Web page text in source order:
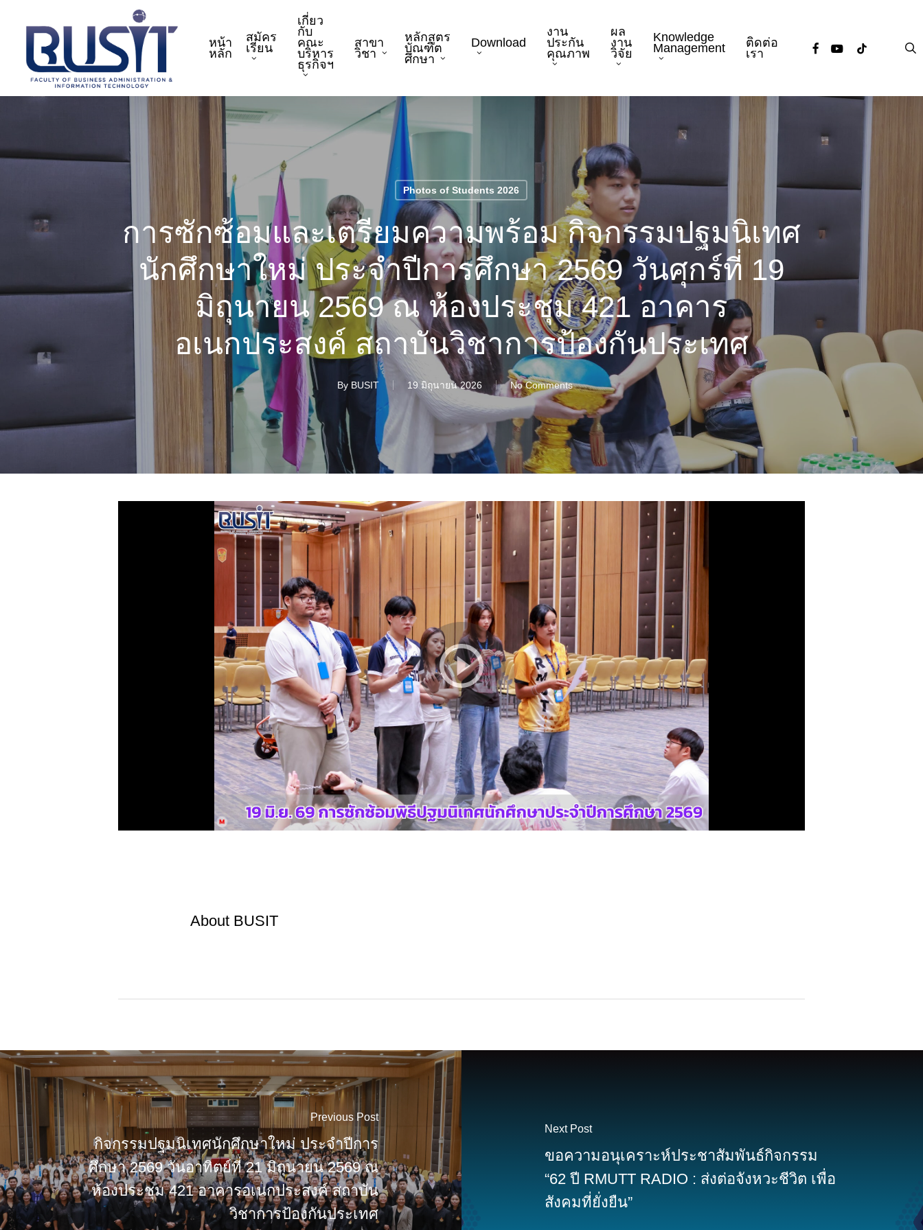
content
หน้า
หลัก
สมัคร
เรียน
เกี่ยว
กับ
คณะ
บริหาร
ธุรกิจฯ
สาขา
วิชา
หลักสูตร
บัณฑิต
ศึกษา
Download
งาน
ประกัน
คุณภาพ
ผล
งาน
วิจัย
Knowledge
Management
ติดต่อ
เรา
facebookyoutube
tiktok
Photos of Students 2026
การซักซ้อมและเตรียมความพร้อม กิจกรรมปฐมนิเทศ
นักศึกษาใหม่ ประจำปีการศึกษา 2569 วันศุกร์ที่ 19
มิถุนายน 2569 ณ ห้องประชุม 421 อาคาร
อเนกประสงค์ สถาบันวิชาการป้องกันประเทศ
By BUSIT 19 มิถุนายน 2026 No Comments
About BUSIT
Previous Post
กิจกรรมปฐมนิเทศนักศึกษาใหม่ ประจำปีการ
ศึกษา 2569 วันอาทิตย์ที่ 21 มิถุนายน 2569 ณ
ห้องประชุม 421 อาคารอเนกประสงค์ สถาบัน
วิชาการป้องกันประเทศ
Next Post
ขอความอนุเคราะห์ประชาสัมพันธ์กิจกรรม
“62 ปี RMUTT RADIO : ส่งต่อจังหวะชีวิต เพื่อ
สังคมที่ยั่งยืน”